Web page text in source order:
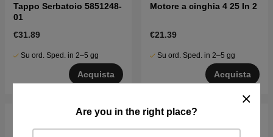
Are you in the right place?
Tappo Serbatoio 5851248-
01
€31.89
Su ord. Sped. in 2–5 gg
Acquista
Motore a cinghia 4 25 In 2
€21.39
Su ord. Sped. in 2–5 gg
Acquista